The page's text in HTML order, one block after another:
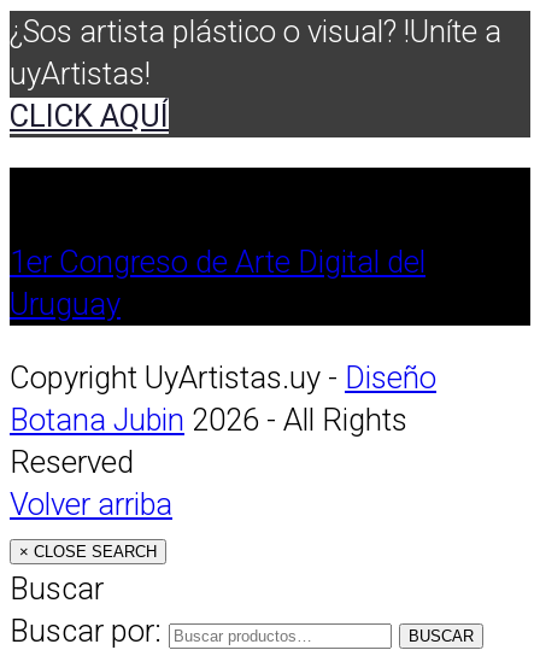
¿Sos artista plástico o visual? !Uníte a
uyArtistas!
CLICK AQUÍ
1er Congreso de Arte Digital del
Uruguay
Copyright UyArtistas.uy - Diseño
Botana Jubin 2026 - All Rights
Reserved
Volver arriba
× CLOSE SEARCH
Buscar
Buscar por:
BUSCAR